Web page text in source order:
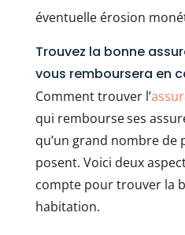
éventuelle érosion
Trouvez la bonne
vous remboursera en
Comment trouver l’
qui rembourse ses
qu’un grand nombre de
posent. Voici deux
compte pour trouver la
habitation.